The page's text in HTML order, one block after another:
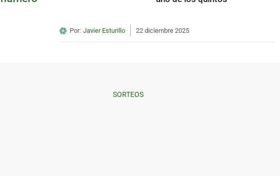
Por: Javier Esturillo 22 diciembre 2025
SORTEOS